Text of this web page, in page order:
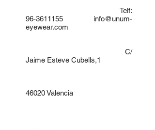
Telf:
96-3611155
info@unum-
eyewear.com
C/
Jaime Esteve Cubells,1
46020 Valencia